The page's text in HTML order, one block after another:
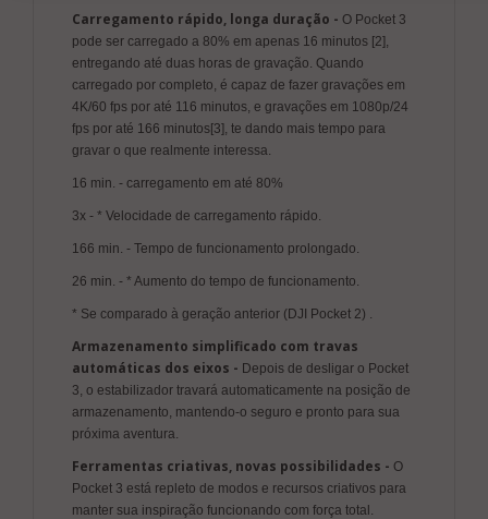
Carregamento rápido, longa duração - O Pocket 3
pode ser carregado a 80% em apenas 16 minutos [2],
entregando até duas horas de gravação. Quando
carregado por completo, é capaz de fazer gravações em
4K/60 fps por até 116 minutos, e gravações em 1080p/24
fps por até 166 minutos[3], te dando mais tempo para
gravar o que realmente interessa.
16 min. - carregamento em até 80%
3x - * Velocidade de carregamento rápido.
166 min. - Tempo de funcionamento prolongado.
26 min. - * Aumento do tempo de funcionamento.
* Se comparado à geração anterior (DJI Pocket 2) .
Armazenamento simplificado com travas
automáticas dos eixos - Depois de desligar o Pocket
3, o estabilizador travará automaticamente na posição de
armazenamento, mantendo-o seguro e pronto para sua
próxima aventura.
Ferramentas criativas, novas possibilidades - O
Pocket 3 está repleto de modos e recursos criativos para
manter sua inspiração funcionando com força total.
Solicitar Orçamento